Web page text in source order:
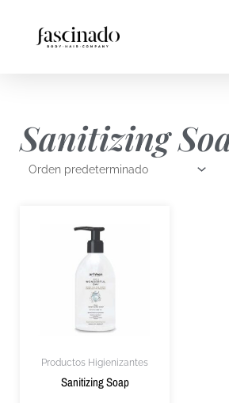
contenido
Sanitizing
Productos Higienizantes
Sanitizing Soap